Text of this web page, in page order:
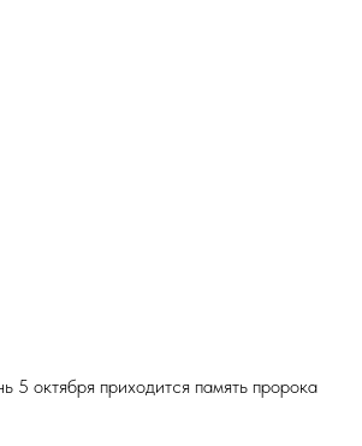
5 октября приходится память пророка